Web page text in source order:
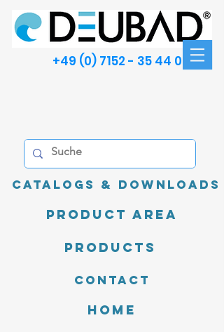
+49 (0) 7152 - 35 44 00
Catalogs & Downloads
product area
Products
Contact
Home